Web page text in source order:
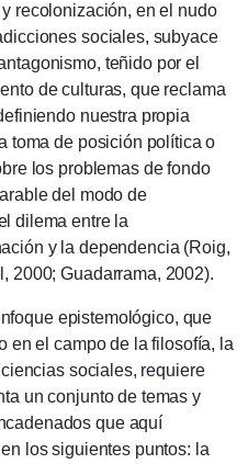
recolonización, en el nudo
sociales, subyace
teñido por el
de culturas, que reclama
nuestra propia
toma de posición política o
los problemas de fondo
del modo de
dilema entre la
y la dependencia (Roig,
2000; Guadarrama, 2002).
epistemológico, que
en el campo de la filosofía, la
sociales, requiere
un conjunto de temas y
que aquí
los siguientes puntos: la